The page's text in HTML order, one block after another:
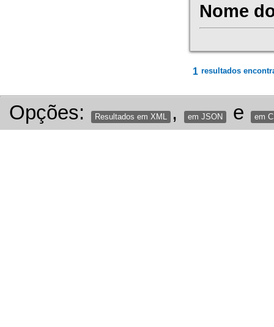
Nome
1 resultados
Opções: Resultados em XML , em JSON e em